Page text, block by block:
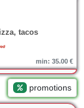
tacos
min: 35.00 €
promotions